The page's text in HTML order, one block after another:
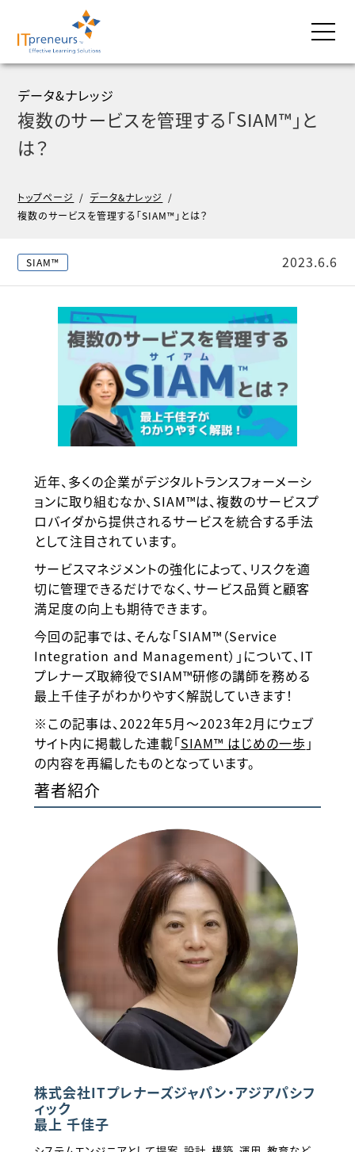
データ&ナレッジ
複数のサービスを管理する「SIAM™」と
は？
トップページ / データ&ナレッジ /
複数のサービスを管理する「SIAM™」とは？
SIAM™ 2023.6.6
近年、多くの企業がデジタルトランスフォーメーシ
ョンに取り組むなか、SIAM™は、複数のサービスプ
ロバイダから提供されるサービスを統合する手法
として注目されています。
サービスマネジメントの強化によって、リスクを適
切に管理できるだけでなく、サービス品質と顧客
満足度の向上も期待できます。
今回の記事では、そんな「SIAM™（Service
Integration and Management）」について、IT
プレナーズ取締役でSIAM™研修の講師を務める
最上千佳子がわかりやすく解説していきます！
※この記事は、2022年5月～2023年2月にウェブ
サイト内に掲載した連載「SIAM™ はじめの一歩 」
の内容を再編したものとなっています。
著者紹介
株式会社ITプレナーズジャパン・アジアパシフ
ィック
最上 千佳子